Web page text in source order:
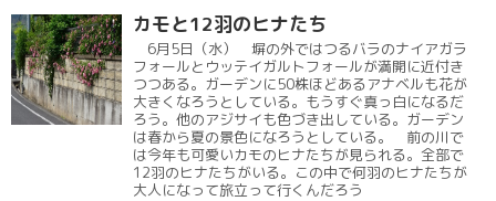
カモと12羽のヒナたち
6月5日（水） 塀の外ではつるバラのナイアガラ
フォールとウッテイガルトフォールが満開に近付き
つつある。ガーデンに50株ほどあるアナベルも花が
大きくなろうとしている。もうすぐ真っ白になるだ
ろう。他のアジサイも色づき出している。ガーデン
は春から夏の景色になろうとしている。 前の川で
は今年も可愛いカモのヒナたちが見られる。全部で
12羽のヒナたちがいる。この中で何羽のヒナたちが
大人になって旅立って行くんだろう